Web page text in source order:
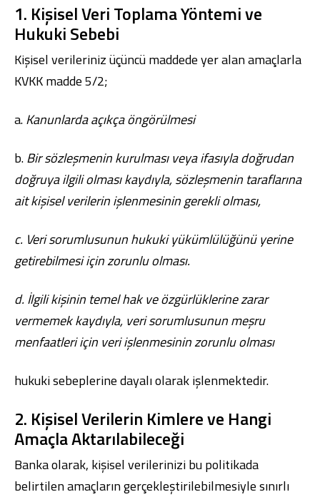
1. Kişisel Veri Toplama Yöntemi ve
Hukuki Sebebi
Kişisel verileriniz üçüncü maddede yer alan amaçlarla
KVKK madde 5/2;
a.Kanunlarda açıkça öngörülmesi
b.Bir sözleşmenin kurulması veya ifasıyla doğrudan
doğruya ilgili olması kaydıyla, sözleşmenin taraflarına
ait kişisel verilerin işlenmesinin gerekli olması,
c. Veri sorumlusunun hukuki yükümlülüğünü yerine
getirebilmesi için zorunlu olması.
d. İlgili kişinin temel hak ve özgürlüklerine zarar
vermemek kaydıyla, veri sorumlusunun meşru
menfaatleri için veri işlenmesinin zorunlu olması
hukuki sebeplerine dayalı olarak işlenmektedir.
2. Kişisel Verilerin Kimlere ve Hangi
Amaçla Aktarılabileceği
Banka olarak, kişisel verilerinizi bu politikada
belirtilen amaçların gerçekleştirilebilmesiyle sınırlı